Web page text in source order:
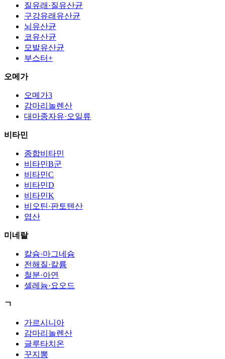
질유래·질유산균
구강유래유산균
뇌유산균
코유산균
모발유산균
부스터+
오메가
오메가3
감마리놀렌산
대마종자유·오일류
비타민
종합비타민
비타민B군
비타민C
비타민D
비타민K
비오틴·판토텐산
엽산
미네랄
칼슘·마그네슘
전해질·칼륨
철분·아연
셀레늄·요오드
ㄱ
가르시니아
감마리놀렌산
글루타치온
꾸지뽕